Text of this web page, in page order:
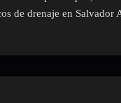
de drenaje en Salvador